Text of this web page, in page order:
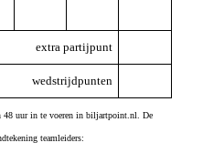
extra partijpunt
wedstrijdpunten
48 uur in te voeren in biljartpoint.nl. De
teamleiders: